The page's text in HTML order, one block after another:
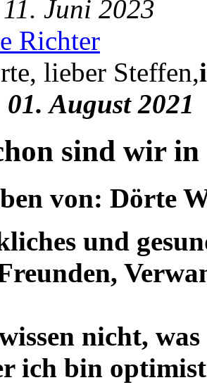
Juni 2023
Richter
lieber Steffen,
August 2021
sind wir in
von: Dörte
und
nicht,
ich bin